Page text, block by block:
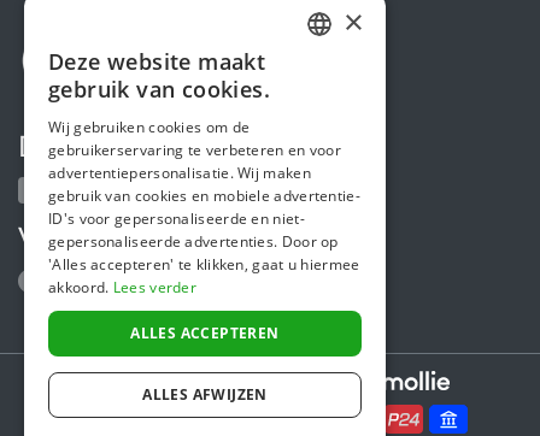
Deel ons
Volg ons
Secure payments powered by
ENGLISH
×
Deze website maakt
gebruik van cookies.
Wij gebruiken cookies om de
gebruikerservaring te verbeteren en voor
advertentiepersonalisatie. Wij maken
gebruik van cookies en mobiele advertentie-
ID's voor gepersonaliseerde en niet-
gepersonaliseerde advertenties. Door op
'Alles accepteren' te klikken, gaat u hiermee
akkoord. Lees verder
ALLES ACCEPTEREN
ALLES AFWIJZEN